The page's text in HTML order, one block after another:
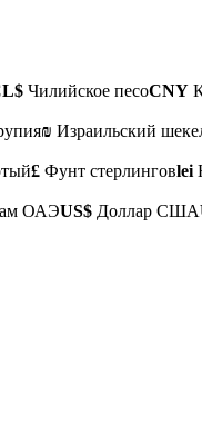
Чилийское песоCNY
₪ Израильский
£ Фунт стерлинговlei
ОАЭUS$ Доллар США